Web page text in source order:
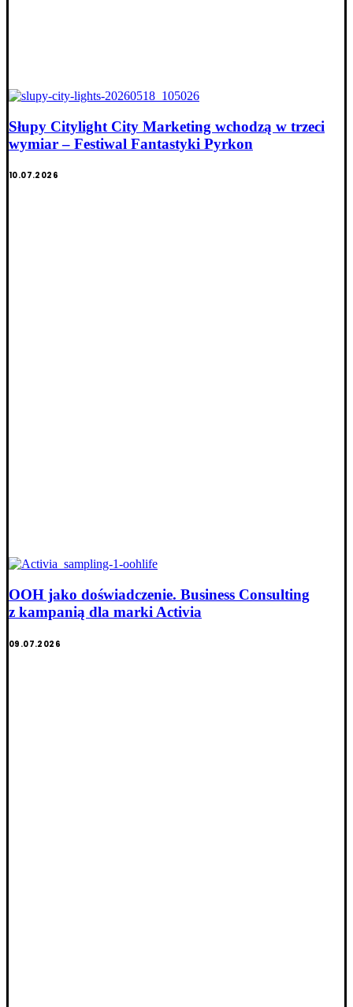
Słupy Citylight City Marketing wchodzą w trzeci
wymiar – Festiwal Fantastyki Pyrkon
10.07.2026
OOH jako doświadczenie. Business Consulting
z kampanią dla marki Activia
09.07.2026